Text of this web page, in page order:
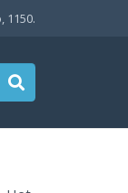
1150.